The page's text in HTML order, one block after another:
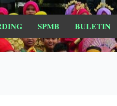
SPMB BULETIN